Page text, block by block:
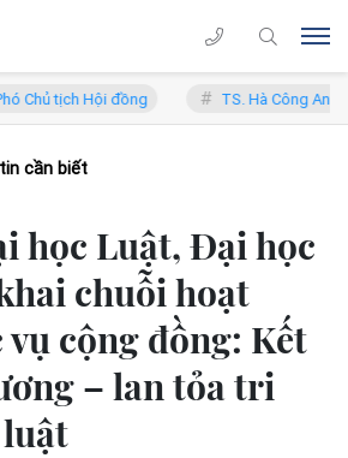
đồng TS. Hà Công Anh Bảo - Phó Chủ
cần biết
học Luật, Đại học
chuỗi hoạt
cộng đồng: Kết
– lan tỏa tri